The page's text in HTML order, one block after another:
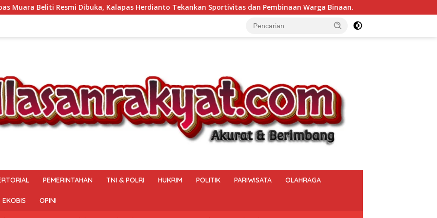
Herdianto Tekankan Sportivitas dan Pembinaan Warga Binaan. Bukan Sekadar Menjaga Keamanan, Polsek
PEMERINTAHAN TNI & POLRI HUKRIM POLITIK PARIWISATA OLAHRAGA
EKOBIS OPINI